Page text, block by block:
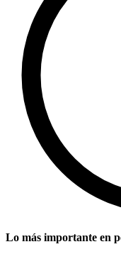
Lo más importante en